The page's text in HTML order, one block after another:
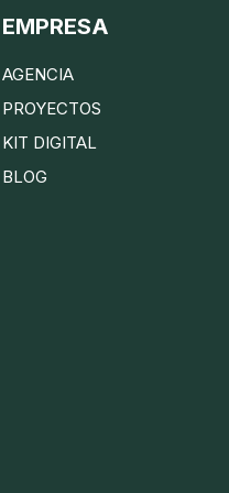
EMPRESA
AGENCIA
PROYECTOS
KIT DIGITAL
BLOG